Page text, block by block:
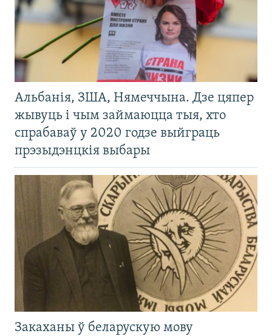
Альбанія, ЗША, Нямеччына. Дзе цяпер
жывуць і чым займаюцца тыя, хто
спрабаваў у 2020 годзе выйграць
прэзыдэнцкія выбары
Закаханы ў беларускую мову